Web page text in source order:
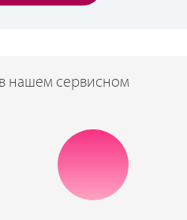
нашем сервисном